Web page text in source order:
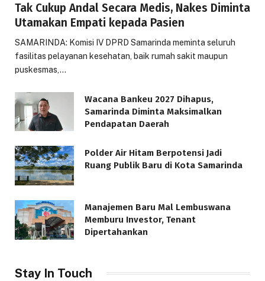
Tak Cukup Andal Secara Medis, Nakes Diminta
Utamakan Empati kepada Pasien
SAMARINDA: Komisi IV DPRD Samarinda meminta seluruh
fasilitas pelayanan kesehatan, baik rumah sakit maupun
puskesmas,…
Wacana Bankeu 2027 Dihapus,
Samarinda Diminta Maksimalkan
Pendapatan Daerah
Polder Air Hitam Berpotensi Jadi
Ruang Publik Baru di Kota Samarinda
Manajemen Baru Mal Lembuswana
Memburu Investor, Tenant
Dipertahankan
Stay In Touch